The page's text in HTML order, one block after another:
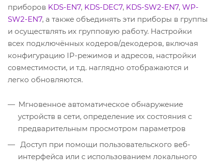
приборов KDS-EN7, KDS-DEC7, KDS-SW2-EN7, WP-
SW2-EN7, а также объединять эти приборы в группы
и осуществлять их групповую работу. Настройки
всех подключённых кодеров/декодеров, включая
конфигурацию IP-режимов и адресов, настройки
совместимости, и т.д. наглядно отображаются и
легко обновляются.
Мгновенное автоматическое обнаружение
устройств в сети, определение их состояния с
предварительным просмотром параметров
Доступ при помощи пользовательского веб-
интерфейса или с использованием локального